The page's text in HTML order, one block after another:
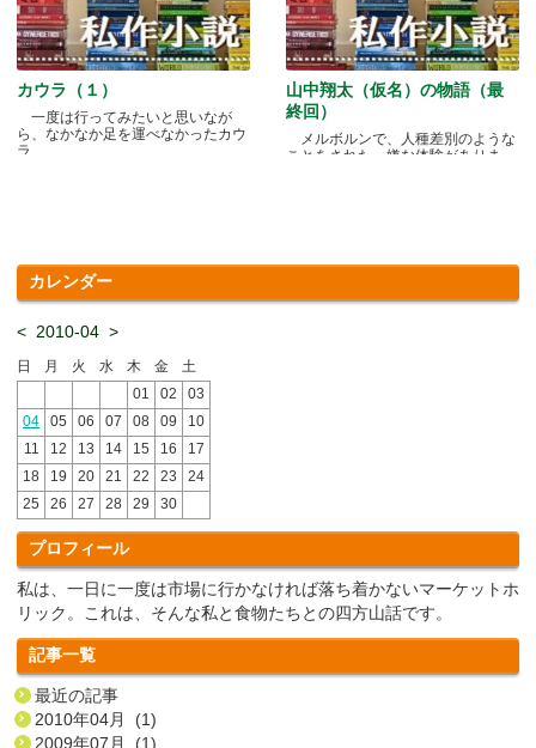
カウラ（１）
一度は行ってみたいと思いなが
ら、なかなか足を運べなかったカウ
ラ.....
山中翔太（仮名）の物語（最
終回）
メルボルンで、人種差別のような
ことをされた、嫌な体験がありま
カレンダー
< 2010-04 >
日 月 火 水 木 金
土
01
02
03
04
05 06 07 08 09
10
11
12 13 14 15 16
17
18
19 20 21 22 23
24
25
26 27 28 29 30
プロフィール
私は、一日に一度は市場に行かなければ落ち着かないマーケットホ
リック。これは、そんな私と食物たちとの四方山話です。
記事一覧
最近の記事
2010年04月 (1)
2009年07月 (1)